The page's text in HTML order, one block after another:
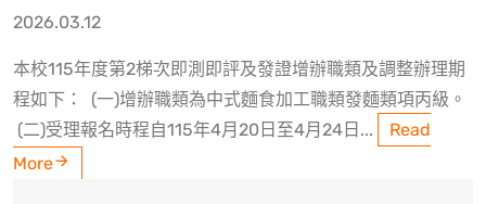
2026.03.12
本校115年度第2梯次即測即評及發證增辦職類及調整辦理期
程如下： (一)增辦職類為中式麵食加工職類發麵類項丙級。
(二)受理報名時程自115年4月20日至4月24日...
Read
More